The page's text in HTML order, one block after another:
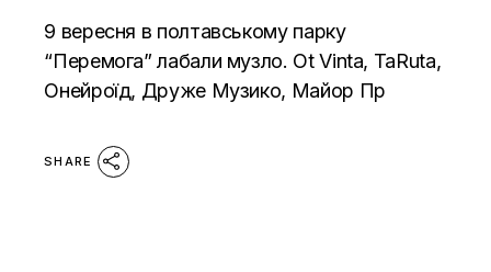
9 вересня в полтавському парку
“Перемога” лабали музло. Ot Vinta, TaRuta,
Онейроїд, Друже Музико, Майор Пр
SHARE